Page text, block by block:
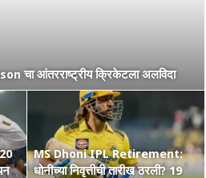
चा आंतरराष्ट्रीय क्रिकेटला अलविदा
MS Dhoni IPL Retirement:
धोनीच्या निवृत्तीची तारीख ठरली? 19
वंडर बॉय Vaibhav Suryavanshi
चा आणखी एक शतकी धमाका! 36 चेंडूत